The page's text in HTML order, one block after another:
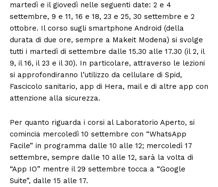
martedì e il giovedì nelle seguenti date: 2 e 4
settembre, 9 e 11, 16 e 18, 23 e 25, 30 settembre e 2
ottobre. Il corso sugli smartphone Android (della
durata di due ore, sempre a Makeit Modena) si svolge
tutti i martedì di settembre dalle 15.30 alle 17.30 (il 2, il
9, il 16, il 23 e il 30). In particolare, attraverso le lezioni
si approfondiranno l’utilizzo da cellulare di Spid,
Fascicolo sanitario, app di Hera, mail e di altre app con
attenzione alla sicurezza.
Per quanto riguarda i corsi al Laboratorio Aperto, si
comincia mercoledì 10 settembre con “WhatsApp
Facile” in programma dalle 10 alle 12; mercoledì 17
settembre, sempre dalle 10 alle 12, sarà la volta di
“App IO” mentre il 29 settembre tocca a “Google
Suite”, dalle 15 alle 17.